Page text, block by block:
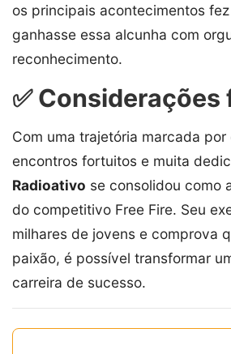
os principais acontecimentos
ganhasse essa alcunha com
reconhecimento.
✅ Considerações
Com uma trajetória marcada por
encontros fortuitos e muita
Radioativo se consolidou como
do competitivo Free Fire. Seu
milhares de jovens e comprova
paixão, é possível transformar
carreira de sucesso.